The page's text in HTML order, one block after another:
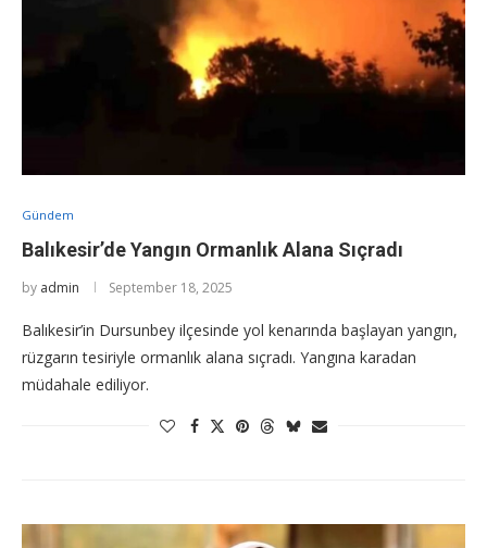
Gündem
Balıkesir’de Yangın Ormanlık Alana Sıçradı
by admin September 18, 2025
Balıkesir’in Dursunbey ilçesinde yol kenarında başlayan yangın,
rüzgarın tesiriyle ormanlık alana sıçradı. Yangına karadan
müdahale ediliyor.